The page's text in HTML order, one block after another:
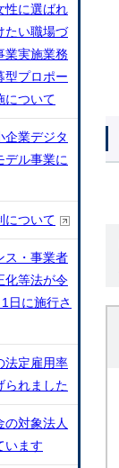
性に選ばれ
たい職場づ
業実施業務
型プロポー
について
企業デジタ
デル事業に
について
ス・事業者
化等法が令
日に施行さ
法定雇用率
られました
の対象法人
います